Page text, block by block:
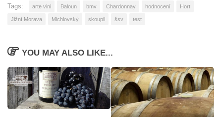
Tags: arte vini Baloun bmv Chardonnay hodnocení Hort
Jižní Morava Michlovský skoupil šsv test
YOU MAY ALSO LIKE...